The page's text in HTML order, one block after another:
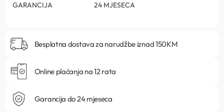
GARANCIJA
24 MJESECA
Besplatna dostava za narudžbe iznad 150KM
Online plaćanja na 12 rata
Garancija do 24 mjeseca